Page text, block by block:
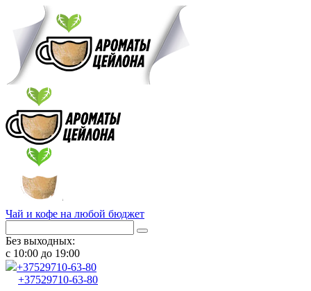
Чай и кофе на любой бюджет
Без выходных:
с 10:00 до 19:00
+37529710-63-80
+37529710-63-80